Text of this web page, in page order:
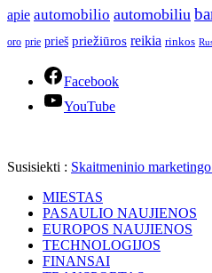
apie automobilio automobiliu
oro prie prieš priežiūros reikia rinkos
Facebook
YouTube
Susisiekti : Skaitmeninio
MIESTAS
PASAULIO NAUJIENOS
EUROPOS NAUJIENOS
TECHNOLOGIJOS
FINANSAI